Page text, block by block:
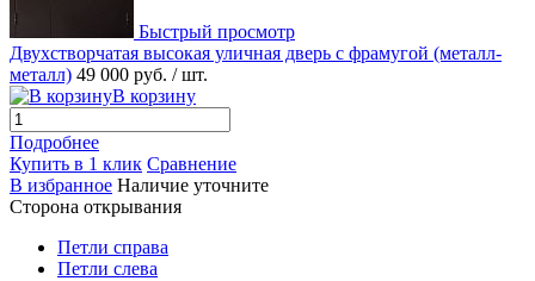
Быстрый просмотр
Двухстворчатая высокая уличная дверь с фрамугой (металл-
металл) 49 000 руб. / шт.
В корзину
Подробнее
Купить в 1 клик Сравнение
В избранное Наличие уточните
Сторона открывания
Петли справа
Петли слева